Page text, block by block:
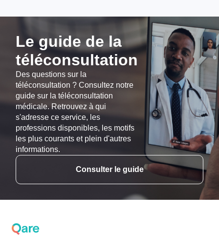
Le guide de la
téléconsultation
Des questions sur la
téléconsultation ? Consultez notre
guide sur la téléconsultation
médicale. Retrouvez à qui
s'adresse ce service, les
professions disponibles, les motifs
les plus courants et plein d'autres
informations.
Consulter le guide